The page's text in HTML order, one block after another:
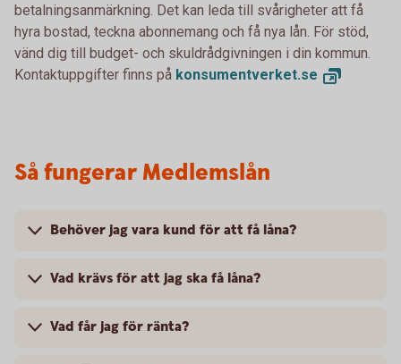
betalningsanmärkning. Det kan leda till svårigheter att få
hyra bostad, teckna abonnemang och få nya lån. För stöd,
vänd dig till budget- och skuldrådgivningen i din kommun.
Kontaktuppgifter finns på konsumentverket.se
Så fungerar Medlemslån
Behöver jag vara kund för att få låna?
Vad krävs för att jag ska få låna?
Vad får jag för ränta?